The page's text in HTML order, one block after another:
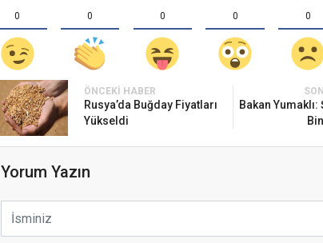
0 0 0 0 0
ÖNCEKI HABER
Rusya’da Buğday Fiyatları
Yükseldi
Bakan Yumaklı:
Yorum Yazın